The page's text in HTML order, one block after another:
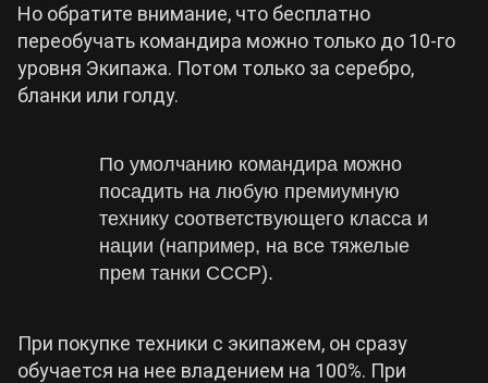
Но обратите внимание, что бесплатно
переобучать командира можно только до 10-го
уровня Экипажа. Потом только за серебро,
бланки или голду.
По умолчанию командира можно
посадить на любую премиумную
технику соответствующего класса и
нации (например, на все тяжелые
прем танки СССР).
При покупке техники с экипажем, он сразу
обучается на нее владением на 100%. При